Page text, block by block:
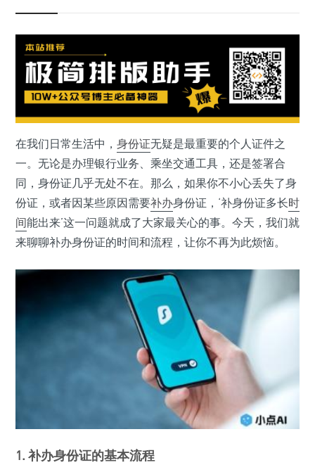
在我们日常生活中， 身份证无疑是最重要的个人证件之
一。无论是办理银行业务、乘坐交通工具，还是签署合
同，身份证几乎无处不在。那么，如果你不小心丢失了身
份证，或者因某些原因需要补办身份证，‘补身份证多长时
间能出来’这一问题就成了大家最关心的事。今天，我们就
来聊聊补办身份证的时间和流程，让你不再为此烦恼。
1. 补办身份证的基本流程